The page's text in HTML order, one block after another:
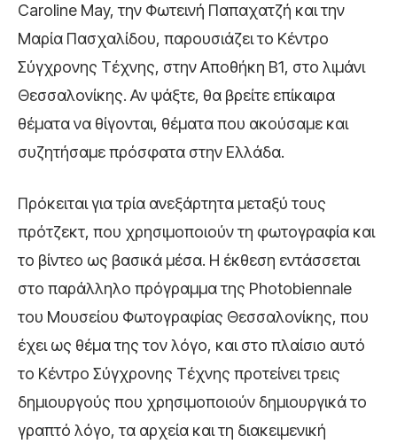
Caroline May, την Φωτεινή Παπαχατζή και την
Μαρία Πασχαλίδου, παρουσιάζει το Κέντρο
Σύγχρονης Τέχνης, στην Αποθήκη Β1, στο λιμάνι
Θεσσαλονίκης. Αν ψάξτε, θα βρείτε επίκαιρα
θέματα να θίγονται, θέματα που ακούσαμε και
συζητήσαμε πρόσφατα στην Ελλάδα.
Πρόκειται για τρία ανεξάρτητα μεταξύ τους
πρότζεκτ, που χρησιμοποιούν τη φωτογραφία και
το βίντεο ως βασικά μέσα. Η έκθεση εντάσσεται
στο παράλληλο πρόγραμμα της Photobiennale
του Μουσείου Φωτογραφίας Θεσσαλονίκης, που
έχει ως θέμα της τον λόγο, και στο πλαίσιο αυτό
το Κέντρο Σύγχρονης Τέχνης προτείνει τρεις
δημιουργούς που χρησιμοποιούν δημιουργικά το
γραπτό λόγο, τα αρχεία και τη διακειμενική